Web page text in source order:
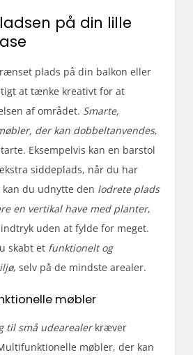
på din lille
plads på din balkon eller
at tænke kreativt for at
af området. Smarte,
der kan dobbeltanvendes,
Eksempelvis kan en barstol
siddeplads, når du har
du udnytte den lodrete plads
en vertikal have med planter,
uden at fylde for meget.
skabt et funktionelt og
, selv på de mindste arealer.
møbler
til små udearealerkræver
møbler, der kan